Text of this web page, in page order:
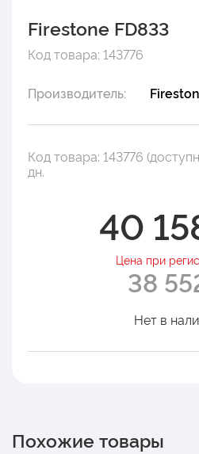
Firestone FD833
Код товара: 143776
Производитель:
Код товара: 143776
дн.
40
Цена при
38
Нет в
Похожие товары